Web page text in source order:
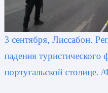
3 сентября, Лиссабон.
падения
португальской столице.